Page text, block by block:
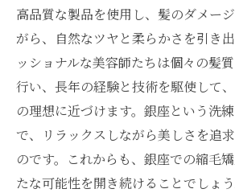
高品質な製品を使用し、髪のダメー
がら、自然なツヤと柔らかさを引き
ッショナルな美容師たちは個々の髪
行い、長年の経験と技術を駆使して
の理想に近づけます。銀座という洗
で、リラックスしながら美しさを追
のです。これからも、銀座での縮毛
たな可能性を開き続けることでしょ